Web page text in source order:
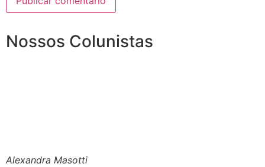
Nossos Colunistas
Alexandra Masotti